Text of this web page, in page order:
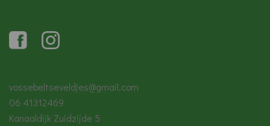
vossebeltseveldjes@gmail.com
06 41312469
Kanaaldijk Zuidzijde 5